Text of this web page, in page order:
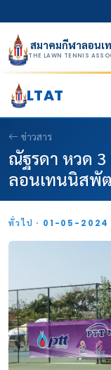
สมาคมกีฬาลอนเ
THE LAWN TENNIS
LTAT
ข่าวสาร
ณัฐรดา หวด 3
ลอนเทนนิสพั
ทั่วไป · 01-05-2024